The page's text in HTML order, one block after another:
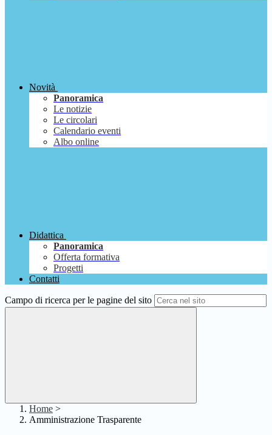
Novità
Panoramica
Le notizie
Le circolari
Calendario eventi
Albo online
Didattica
Panoramica
Offerta formativa
Progetti
Contatti
Campo di ricerca per le pagine del sito
Home >
Amministrazione Trasparente